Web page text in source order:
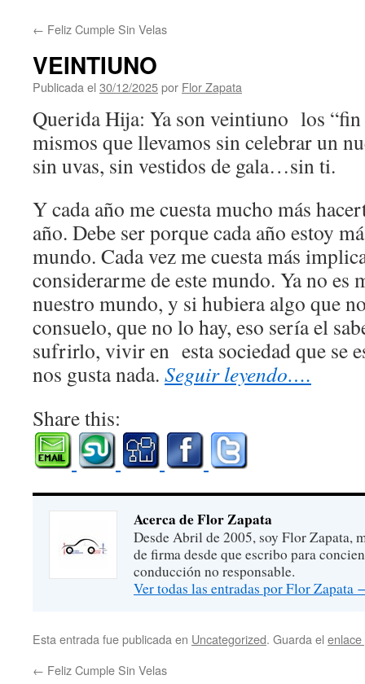
← Feliz Cumple Sin Velas
VEINTIUNO
Publicada el 30/12/2025por Flor Zapata
Querida Hija: Ya son veintiuno los “fin
mismos que llevamos sin celebrar un
sin uvas, sin vestidos de gala…sin ti.
Y cada año me cuesta mucho más
año. Debe ser porque cada año estoy
mundo. Cada vez me cuesta más
considerarme de este mundo. Ya no es
nuestro mundo, y si hubiera algo que
consuelo, que no lo hay, eso sería el
sufrirlo, vivir en esta sociedad que se
nos gusta nada. Seguir leyendo….
Share this:
Acerca de Flor Zapata
Desde Abril de 2005, soy Flor Zapata,
de firma desde que escribo para
conducción no responsable.
Ver todas las entradas por Flor Zapata
Esta entrada fue publicada en Uncategorized. Guarda el
← Feliz Cumple Sin Velas